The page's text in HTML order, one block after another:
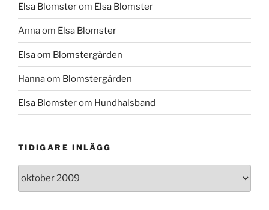
Elsa Blomsterom Elsa Blomster
Annaom Elsa Blomster
Elsaom Blomstergården
Hannaom Blomstergården
Elsa Blomsterom Hundhalsband
TIDIGARE INLÄGG